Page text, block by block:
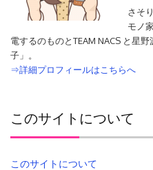
さそ
モノ
電するのものとTEAM NACS と星
子」。
⇒詳細プロフィールはこちらへ
このサイトについて
このサイトについて